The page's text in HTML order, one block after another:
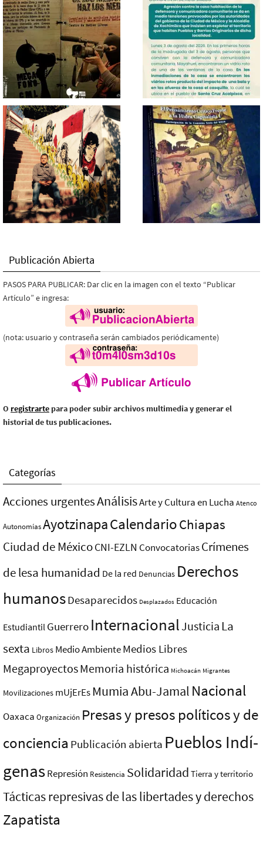
Publicación Abierta
PASOS PARA PUBLICAR: Dar clic en la imagen con el texto “Publicar
Artículo” e ingresa:
(nota: usuario y contraseña serán cambiados periódicamente)
O registrarte para poder subir archivos multimedia y generar el
historial de tus publicaciones.
Categorías
Acciones urgentesAnálisisArte y Cultura en Lucha Atenco
AutonomíasAyotzinapaCalendarioChiapas
Ciudad de MéxicoCNI-EZLN ConvocatoriasCrímenes
de lesa humanidad De la red Denuncias Derechos
humanosDesaparecidos Desplazados Educación
Estudiantil Guerrero InternacionalJusticia La
sexta Libros Medio AmbienteMedios Libres
MegaproyectosMemoria histórica Michoacán Migrantes
Movilizaciones mUjErEs Mumia Abu-Jamal Nacional
Oaxaca Organización Presas y presos polí­ticos y de
conciencia Publicación abierta Pueblos Indí­
genasRepresión Resistencia Solidaridad Tierra y territorio
Tácticas represivas de las libertades y derechos
Zapatista